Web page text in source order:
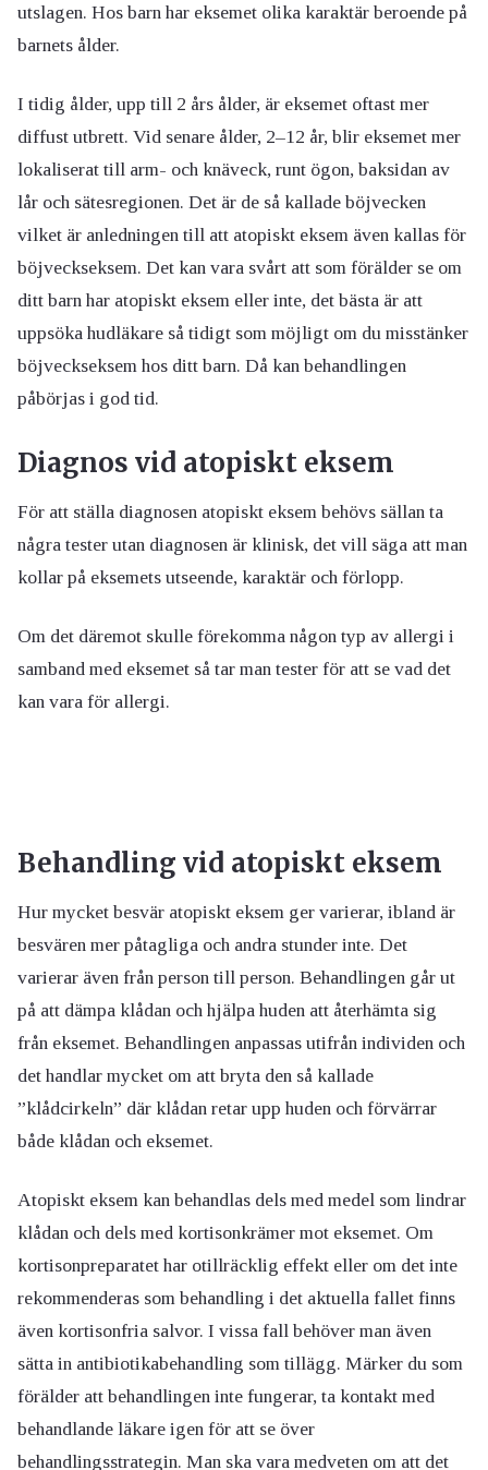
utslagen. Hos barn har eksemet olika karaktär beroende på
barnets ålder.
I tidig ålder, upp till 2 års ålder, är eksemet oftast mer
diffust utbrett. Vid senare ålder, 2–12 år, blir eksemet mer
lokaliserat till arm- och knäveck, runt ögon, baksidan av
lår och sätesregionen. Det är de så kallade böjvecken
vilket är anledningen till att atopiskt eksem även kallas för
böjveckseksem. Det kan vara svårt att som förälder se om
ditt barn har atopiskt eksem eller inte, det bästa är att
uppsöka hudläkare så tidigt som möjligt om du misstänker
böjveckseksem hos ditt barn. Då kan behandlingen
påbörjas i god tid.
Diagnos vid atopiskt eksem
För att ställa diagnosen atopiskt eksem behövs sällan ta
några tester utan diagnosen är klinisk, det vill säga att man
kollar på eksemets utseende, karaktär och förlopp.
Om det däremot skulle förekomma någon typ av allergi i
samband med eksemet så tar man tester för att se vad det
kan vara för allergi.
Behandling vid atopiskt eksem
Hur mycket besvär atopiskt eksem ger varierar, ibland är
besvären mer påtagliga och andra stunder inte. Det
varierar även från person till person. Behandlingen går ut
på att dämpa klådan och hjälpa huden att återhämta sig
från eksemet. Behandlingen anpassas utifrån individen och
det handlar mycket om att bryta den så kallade
”klådcirkeln” där klådan retar upp huden och förvärrar
både klådan och eksemet.
Atopiskt eksem kan behandlas dels med medel som lindrar
klådan och dels med kortisonkrämer mot eksemet. Om
kortisonpreparatet har otillräcklig effekt eller om det inte
rekommenderas som behandling i det aktuella fallet finns
även kortisonfria salvor. I vissa fall behöver man även
sätta in antibiotikabehandling som tillägg. Märker du som
förälder att behandlingen inte fungerar, ta kontakt med
behandlande läkare igen för att se över
behandlingsstrategin. Man ska vara medveten om att det